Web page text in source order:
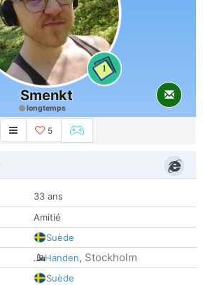
1
Smenkt
longtemps
5
33 ans
Amitié
Suède
Handen, Stockholm
Suède